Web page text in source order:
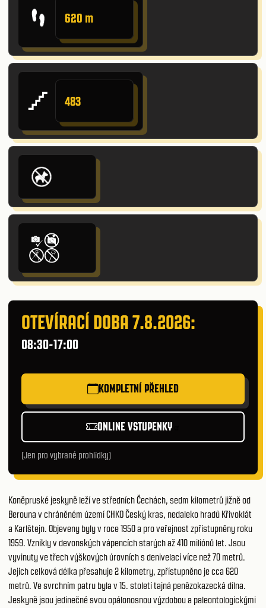
620 m
483
OTEVÍRACÍ DOBA 7.8.2026:
08:30-17:00
KOMPLETNÍ PŘEHLED
ONLINE VSTUPENKY
(Jen pro vybrané prohlídky)
Koněpruské jeskyně leží ve středních Čechách, sedm kilometrů jižně od
Berouna v chráněném území CHKO Český kras, nedaleko hradů Křivoklát
a Karlštejn. Objeveny byly v roce 1950 a pro veřejnost zpřístupněny roku
1959. Vznikly v devonských vápencích starých až 410 miliónů let. Jsou
vyvinuty ve třech výškových úrovních s denivelací více než 70 metrů.
Jejich celková délka přesahuje 2 kilometry, zpřístupněno je cca 620
metrů. Ve svrchním patru byla v 15. století tajná penězokazecká dílna.
Jeskyně jsou jedinečné svou opálonosnou výzdobou a paleontologickými